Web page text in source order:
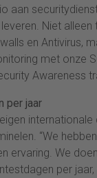
aan
Niet alleen
en Antivirus,
met onze
Awareness
per jaar
internationale
“We
ervaring. We
per